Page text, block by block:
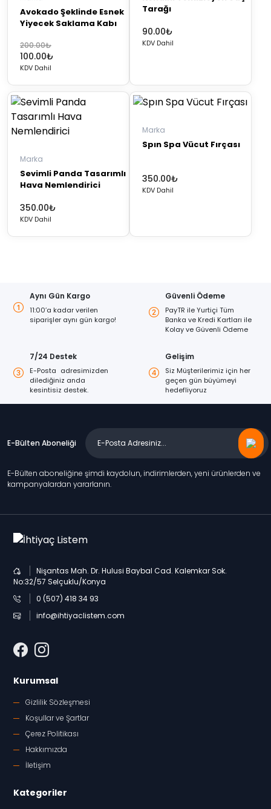
Avokado Şeklinde Esnek
Yiyecek Saklama Kabı
200.00₺
Orijinal
fiyat:
200.00₺.
100.00₺
Şu
andaki
fiyat:
100.00₺.
KDV Dahil
Tarağı
90.00₺
KDV Dahil
Marka
Sevimli Panda Tasarımlı
Hava Nemlendirici
350.00₺
KDV Dahil
Marka
Spın Spa Vücut Fırçası
350.00₺
KDV Dahil
Aynı Gün Kargo
11:00’a kadar verilen
siparişler aynı gün kargo!
Güvenli Ödeme
PayTR ile Yurtiçi Tüm
Banka ve Kredi Kartları ile
Kolay ve Güvenli Ödeme
7/24 Destek
E-Posta adresimizden
dilediğiniz anda
kesintisiz destek.
Gelişim
Siz Müşterilerimiz için her
geçen gün büyümeyi
hedefliyoruz
E-Bülten Aboneliği
E-Bülten aboneliğine şimdi kaydolun, indirimlerden, yeni ürünlerden ve
kampanyalardan yararlanın.
Nişantas Mah. Dr. Hulusi Baybal Cad. Kalemkar Sok.
No:32/57 Selçuklu/Konya
0 (507) 418 34 93
info@ihtiyaclistem.com
Kurumsal
Gizlilik Sözleşmesi
Koşullar ve Şartlar
Çerez Politikası
Hakkımızda
İletişim
Kategoriler